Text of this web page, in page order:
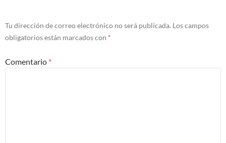
Tu dirección de correo electrónico no será publicada. Los campos
obligatorios están marcados con *
Comentario *